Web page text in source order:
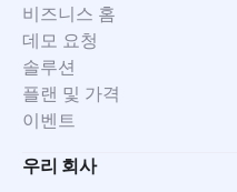
비즈니스 홈
데모 요청
솔루션
플랜 및 가격
이벤트
우리 회사